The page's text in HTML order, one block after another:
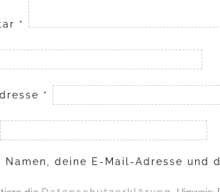
*
*
Namen, deine E-Mail-Adresse